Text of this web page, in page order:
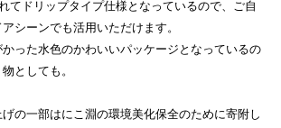
てドリップタイプ仕様となっているので、ご自
シーンでも活用いただけます。
った水色のかわいいパッケージとなっているの
としても。
の一部はにこ淵の環境美化保全のために寄附し